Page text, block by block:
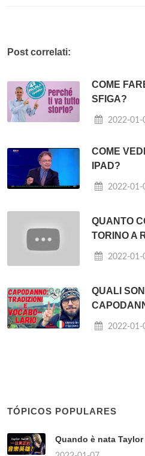
Post correlati:
COME
SFIGA?
2022-01-
COME
IPAD?
2022-01-
QUANTO
TORINO A
2022-01-
QUALI
2022-01-
TÓPICOS POPULARES
Quando è nata